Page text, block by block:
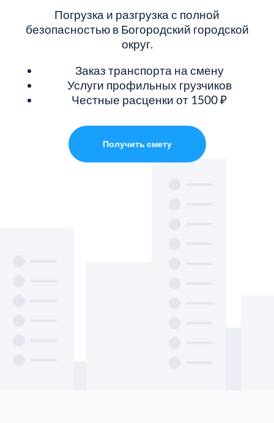
Погрузка и разгрузка с полной
безопасностью в Богородский городской
округ.
Заказ транспорта на смену
Услуги профильных грузчиков
Честные расценки от 1500 ₽
Получить смету